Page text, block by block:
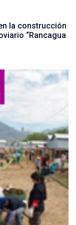
la construcción
“Rancagua